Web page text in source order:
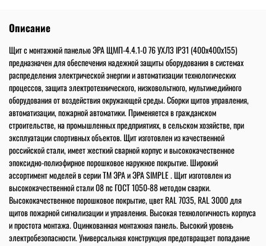
Описание
Щит с монтажной панелью ЭРА ЩМП-4.4.1-0 76 УХЛЗ IP31 (400х400х155)
предназначен для обеспечения надежной защиты оборудования в системах
распределения электрической энергии и автоматизации технологических
процессов, защита электротехнического, низковольтного, мультимедийного
оборудования от воздействия окружающей среды. Сборки щитов управления,
автоматизации, пожарной автоматики. Применяется в гражданском
строительстве, на промышленных предприятиях, в сельском хозяйстве, при
эксплуатации спортивных объектов. Щит изготовлен из качественной
российской стали, имеет жесткий сварной корпус и высококачественное
эпоксидно-полиэфирное порошковое наружное покрытие. Широкий
ассортимент моделей в серии ТМ ЭРА и ЭРА SIMPLE . Щит изготовлен из
высококачественной стали 08 пс ГОСТ 1050-88 методом сварки.
Высококачественное порошковое покрытие, цвет RAL 7035, RAL 3000 для
щитов пожарной сигнализации и управления. Высокая технологичность корпуса
и простота монтажа. Оцинкованная монтажная панель. Высокий уровень
электробезопасности. Универсальная конструкция предотвращает попадание